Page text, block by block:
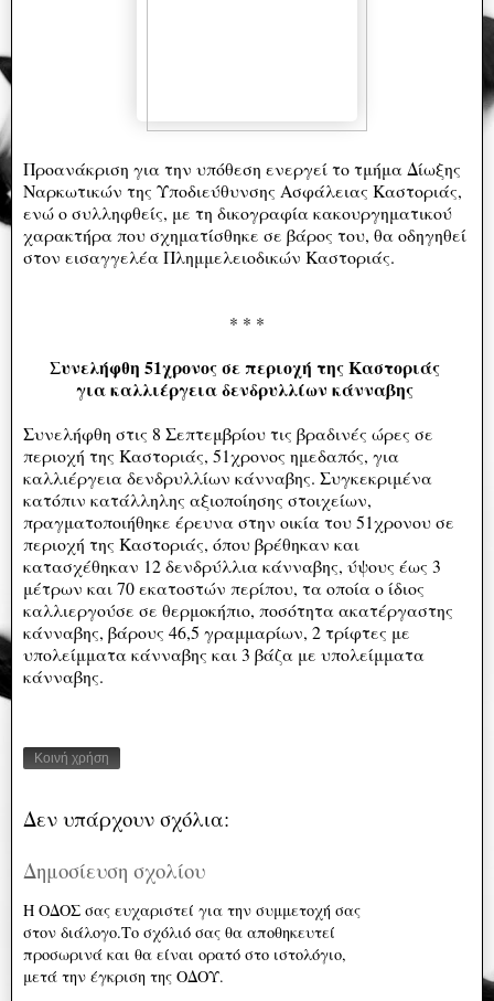
Προανάκριση για την υπόθεση ενεργεί το τμήμα Δίωξης
Ναρκωτικών της Υποδιεύθυνσης Ασφάλειας Καστοριάς,
ενώ ο συλληφθείς, με τη δικογραφία κακουργηματικού
χαρακτήρα που σχηματίσθηκε σε βάρος του, θα οδηγηθεί
στον εισαγγελέα Πλημμελειοδικών Καστοριάς.
* * *
Συνελήφθη 51χρονος σε περιοχή της Καστοριάς
για καλλιέργεια δενδρυλλίων κάνναβης
Συνελήφθη στις 8 Σεπτεμβρίου τις βραδινές ώρες σε
περιοχή της Καστοριάς, 51χρονος ημεδαπός, για
καλλιέργεια δενδρυλλίων κάνναβης. Συγκεκριμένα
κατόπιν κατάλληλης αξιοποίησης στοιχείων,
πραγματοποιήθηκε έρευνα στην οικία του 51χρονου σε
περιοχή της Καστοριάς, όπου βρέθηκαν και
κατασχέθηκαν 12 δενδρύλλια κάνναβης, ύψους έως 3
μέτρων και 70 εκατοστών περίπου, τα οποία ο ίδιος
καλλιεργούσε σε θερμοκήπιο, ποσότητα ακατέργαστης
κάνναβης, βάρους 46,5 γραμμαρίων, 2 τρίφτες με
υπολείμματα κάνναβης και 3 βάζα με υπολείμματα
κάνναβης.
Κοινή χρήση
Δεν υπάρχουν σχόλια:
Δημοσίευση σχολίου
Η ΟΔΟΣ σας ευχαριστεί για την συμμετοχή σας
στον διάλογο.Το σχόλιό σας θα αποθηκευτεί
προσωρινά και θα είναι ορατό στο ιστολόγιο,
μετά την έγκριση της ΟΔΟΥ.